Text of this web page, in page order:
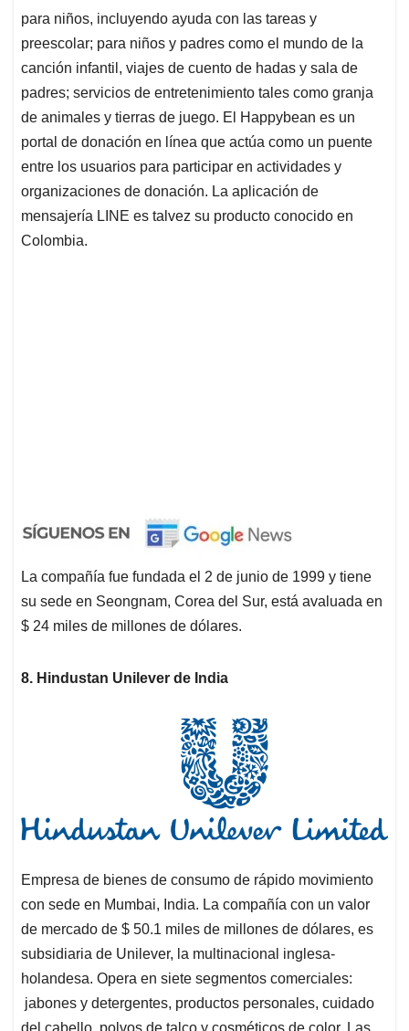
para niños, incluyendo ayuda con las tareas y
preescolar; para niños y padres como el mundo de la
canción infantil, viajes de cuento de hadas y sala de
padres; servicios de entretenimiento tales como granja
de animales y tierras de juego. El Happybean es un
portal de donación en línea que actúa como un puente
entre los usuarios para participar en actividades y
organizaciones de donación. La aplicación de
mensajería LINE es talvez su producto conocido en
Colombia.
La compañía fue fundada el 2 de junio de 1999 y tiene
su sede en Seongnam, Corea del Sur, está avaluada en
$ 24 miles de millones de dólares.
8. Hindustan Unilever de India
Empresa de bienes de consumo de rápido movimiento
con sede en Mumbai, India. La compañía con un valor
de mercado de $ 50.1 miles de millones de dólares, es
subsidiaria de Unilever, la multinacional inglesa-
holandesa. Opera en siete segmentos comerciales:
jabones y detergentes, productos personales, cuidado
del cabello, polvos de talco y cosméticos de color. Las